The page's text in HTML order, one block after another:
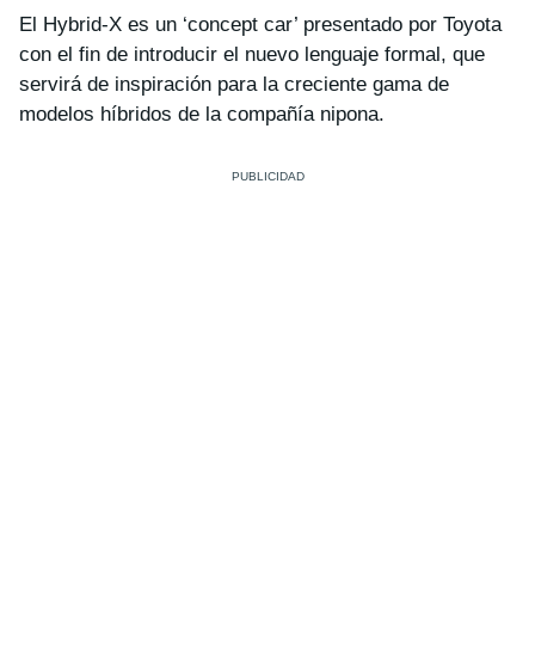
El Hybrid-X es un ‘concept car’ presentado por Toyota
con el fin de introducir el nuevo lenguaje formal, que
servirá de inspiración para la creciente gama de
modelos híbridos de la compañía nipona.